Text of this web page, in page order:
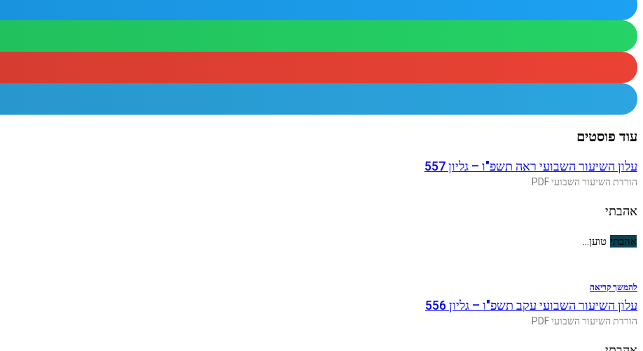
עוד פוסטים
עלון השיעור השבועי ראה תשפ"ו – גליון 557
הורדת השיעור השבועי PDF
אהבתי
אהבתי טוען...
להמשך קריאה
עלון השיעור השבועי עקב תשפ"ו – גליון 556
הורדת השיעור השבועי PDF